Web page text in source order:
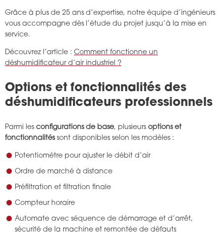
Grâce à plus de 25 ans d’expertise, notre équipe d’ingénieurs
vous accompagne dès l’étude du projet jusqu’à la mise en
service.
Découvrez l’article : Comment fonctionne un
déshumidificateur d’air industriel ?
Options et fonctionnalités des
déshumidificateurs professionnels
Parmi les configurations de base, plusieurs options et
fonctionnalitéssont disponibles selon les modèles :
Potentiomètre pour ajuster le débit d’air
Ordre de marché à distance
Préfiltration et filtration finale
Compteur horaire
Automate avec séquence de démarrage et d’arrêt,
sécurité de la machine et remontée de défauts